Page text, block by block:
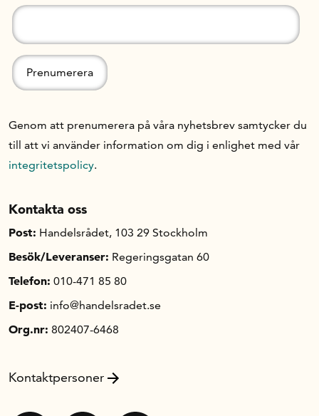
Genom att prenumerera på våra nyhetsbrev samtycker du
till att vi använder information om dig i enlighet med vår
integritetspolicy.
Kontakta oss
Post: Handelsrådet, 103 29 Stockholm
Besök/Leveranser: Regeringsgatan 60
Telefon: 010-471 85 80
E-post: info@handelsradet.se
Org.nr: 802407-6468
Kontaktpersoner